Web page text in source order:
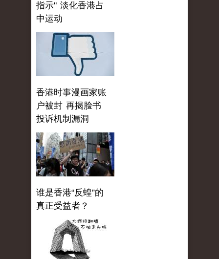
指示" 淡化香港占
中运动
香港时事漫画家账
户被封 再揭脸书
投诉机制漏洞
谁是香港“反蝗”的
真正受益者？